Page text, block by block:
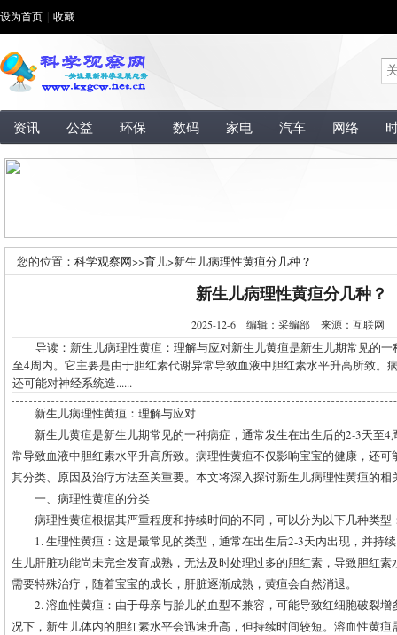
设为首页 收藏
资讯 公益 环保 数码 家电 汽车 网络
您的位置： 科学观察网>>育儿>新生儿病理性黄疸分几种？
新生儿病理性黄疸分几种？
2025-12-6 编辑：采编部 来源：互联网
导读：新生儿病理性黄疸：理解与应对新生儿黄疸是新生儿期常见的一
至4周内。它主要是由于胆红素代谢异常导致血液中胆红素水平升高所致。
还可能对神经系统造......
新生儿病理性黄疸：理解与应对
新生儿黄疸是新生儿期常见的一种病症，通常发生在出生后的2-3天至
常导致血液中胆红素水平升高所致。病理性黄疸不仅影响宝宝的健康，还
其分类、原因及治疗方法至关重要。本文将深入探讨新生儿病理性黄疸的相
一、病理性黄疸的分类
病理性黄疸根据其严重程度和持续时间的不同，可以分为以下几种类型
1. 生理性黄疸：这是最常见的类型，通常在出生后2-3天内出现，并持
生儿肝脏功能尚未完全发育成熟，无法及时处理过多的胆红素，导致胆红
需要特殊治疗，随着宝宝的成长，肝脏逐渐成熟，黄疸会自然消退。
2. 溶血性黄疸：由于母亲与胎儿的血型不兼容，可能导致红细胞破裂
况下，新生儿体内的胆红素水平会迅速升高，但持续时间较短。溶血性黄